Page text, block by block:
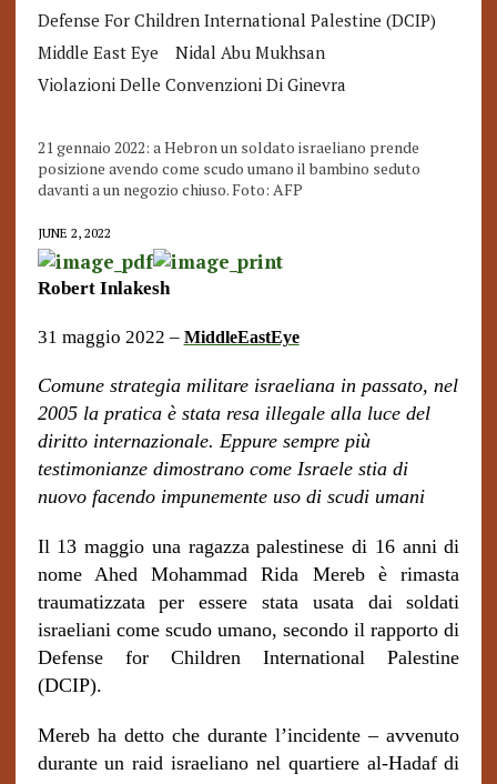
Defense For Children International Palestine (DCIP)
Middle East Eye
Nidal Abu Mukhsan
Violazioni Delle Convenzioni Di Ginevra
21 gennaio 2022: a Hebron un soldato israeliano prende
posizione avendo come scudo umano il bambino seduto
davanti a un negozio chiuso. Foto: AFP
JUNE 2, 2022
Robert Inlakesh
31 maggio 2022 – MiddleEastEye
Comune strategia militare israeliana in passato, nel
2005 la pratica è stata resa illegale alla luce del
diritto internazionale. Eppure sempre più
testimonianze dimostrano come Israele stia di
nuovo facendo impunemente uso di scudi umani
Il 13 maggio una ragazza palestinese di 16 anni di
nome Ahed Mohammad Rida Mereb è rimasta
traumatizzata per essere stata usata dai soldati
israeliani come scudo umano, secondo il rapporto di
Defense for Children International Palestine
(DCIP).
Mereb ha detto che durante l’incidente – avvenuto
durante un raid israeliano nel quartiere al-Hadaf di